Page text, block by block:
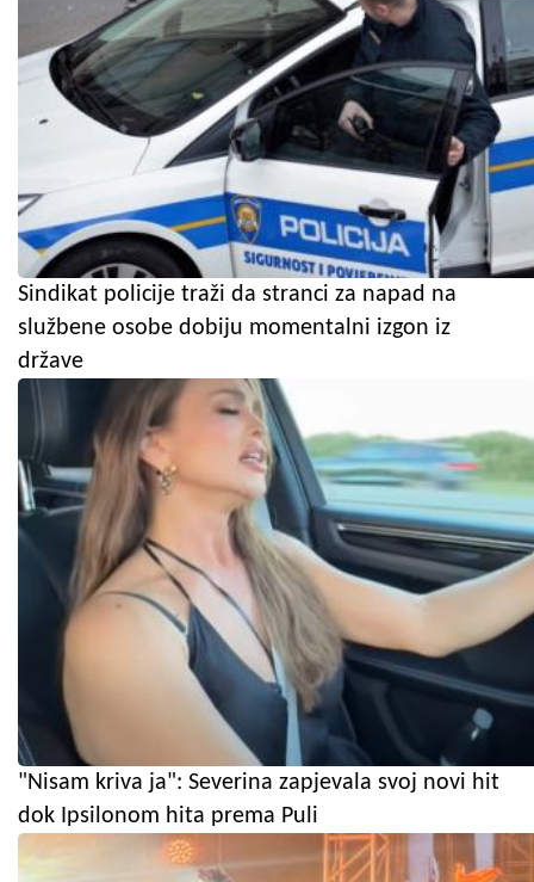
Sindikat policije traži da stranci za napad na
službene osobe dobiju momentalni izgon iz
države
"Nisam kriva ja": Severina zapjevala svoj novi hit
dok Ipsilonom hita prema Puli